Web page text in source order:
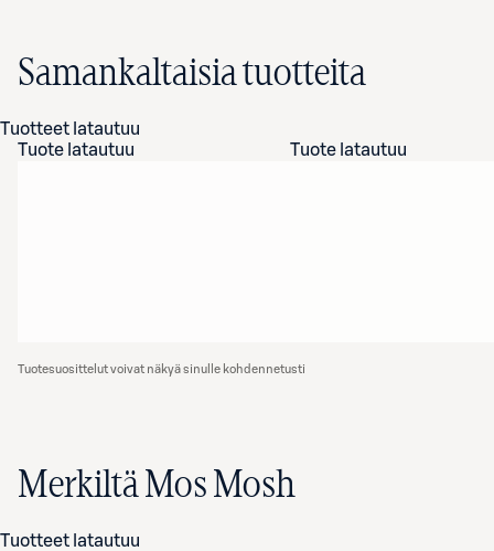
Samankaltaisia tuotteita
Tuotteet latautuu
Tuote latautuu
Tuote latautuu
Tuotesuosittelut voivat näkyä sinulle kohdennetusti
Merkiltä Mos Mosh
Tuotteet latautuu